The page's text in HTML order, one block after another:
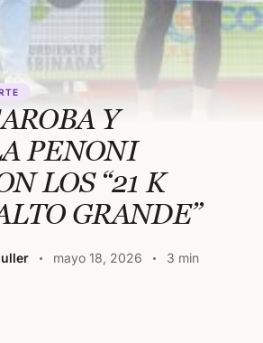
Y
PENONI
LOS “21 K
GRANDE”
mayo 18, 2026
3 min